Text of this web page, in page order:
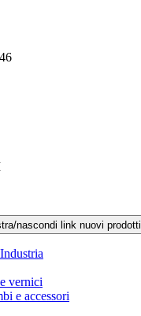
nascondi link nuovi prodotti
vernici
e accessori